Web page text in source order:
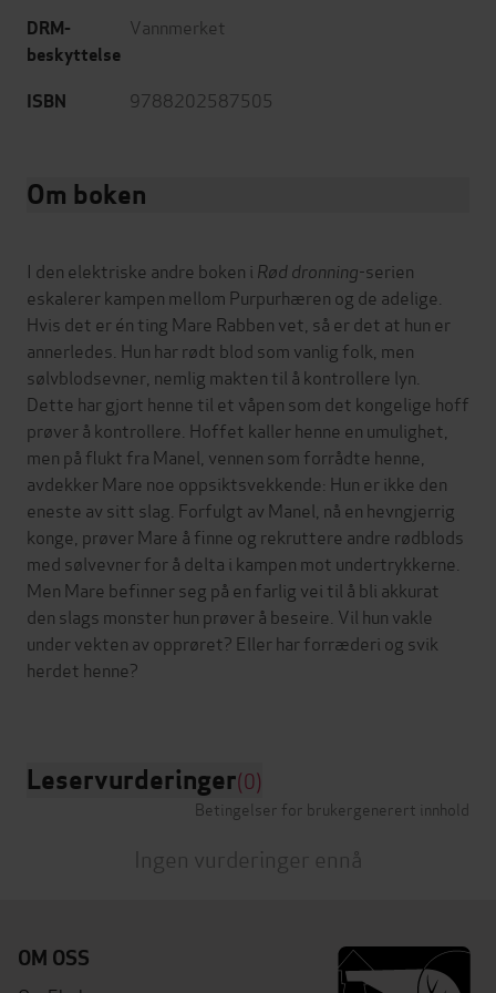
DRM-
beskyttelse
Vannmerket
ISBN 9788202587505
Om boken
I den elektriske andre boken i Rød dronning-serien
eskalerer kampen mellom Purpurhæren og de adelige.
Hvis det er én ting Mare Rabben vet, så er det at hun er
annerledes. Hun har rødt blod som vanlig folk, men
sølvblodsevner, nemlig makten til å kontrollere lyn.
Dette har gjort henne til et våpen som det kongelige hoff
prøver å kontrollere. Hoffet kaller henne en umulighet,
men på flukt fra Manel, vennen som forrådte henne,
avdekker Mare noe oppsiktsvekkende: Hun er ikke den
eneste av sitt slag. Forfulgt av Manel, nå en hevngjerrig
konge, prøver Mare å finne og rekruttere andre rødblods
med sølvevner for å delta i kampen mot undertrykkerne.
Men Mare befinner seg på en farlig vei til å bli akkurat
den slags monster hun prøver å beseire. Vil hun vakle
under vekten av opprøret? Eller har forræderi og svik
herdet henne?
Leservurderinger(0)
Betingelser for brukergenerert innhold
Ingen vurderinger ennå
OM OSS